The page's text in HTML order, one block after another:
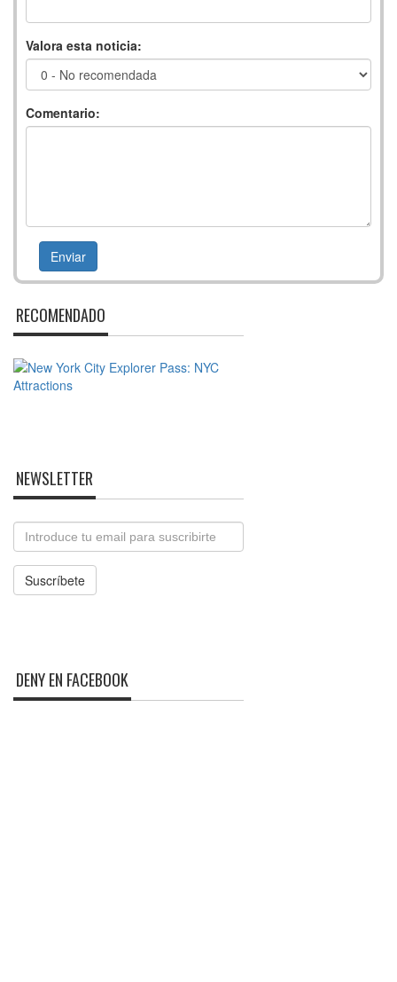
Valora esta noticia:
Comentario:
RECOMENDADO
NEWSLETTER
Email
Suscríbete
DENY EN FACEBOOK